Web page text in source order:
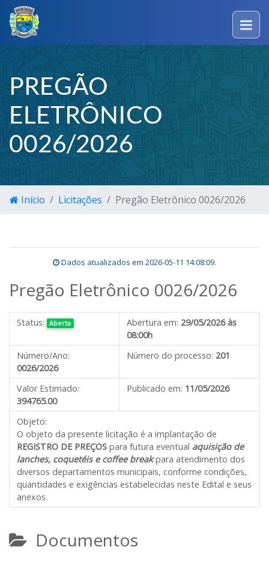
PREGÃO
ELETRÔNICO
0026/2026
Início Licitações Pregão Eletrônico 0026/2026
Dados atualizados em 2026-05-11 14:08:09.
Pregão Eletrônico 0026/2026
Status: Aberta Abertura em: 29/05/2026 às
08:00h
Número/Ano:
0026/2026
Número do processo: 201
Valor Estimado:
394765.00
Publicado em: 11/05/2026
Objeto:
O objeto da presente licitação é a implantação de
REGISTRO DE PREÇOS para futura eventual aquisição de
lanches, coquetéis e coffee breakpara atendimento dos
diversos departamentos municipais, conforme condições,
quantidades e exigências estabelecidas neste Edital e seus
anexos.
Documentos